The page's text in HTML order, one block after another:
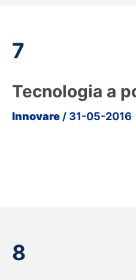
7
Tecnologia a
Innovare / 31-05-2016
8